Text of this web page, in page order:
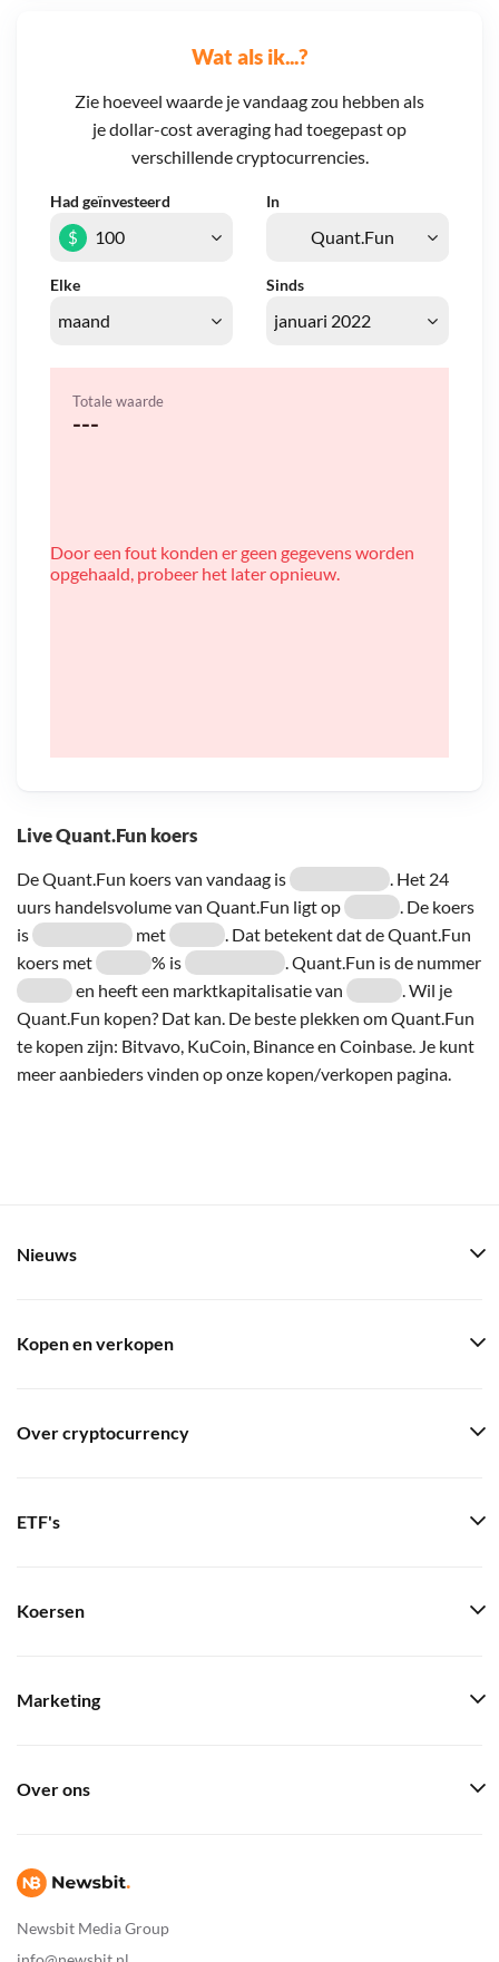
Live Quant.Fun koers
De Quant.Fun koers van vandaag is
. Het 24
uurs handelsvolume van Quant.Fun ligt op
. De koers
is
met
. Dat betekent dat de Quant.Fun
koers met
% is
. Quant.Fun is de nummer
en heeft een marktkapitalisatie van
. Wil je
Quant.Fun kopen? Dat kan. De beste plekken om Quant.Fun
te kopen zijn: Bitvavo, KuCoin, Binance en Coinbase. Je kunt
meer aanbieders vinden op onze kopen/verkopen pagina.
Wat als ik...?
Zie hoeveel waarde je vandaag zou hebben als
je dollar-cost averaging had toegepast op
verschillende cryptocurrencies.
Had geïnvesteerd In
Elke Sinds
$
Totale waarde
---
Door een fout konden er geen gegevens worden
opgehaald, probeer het later opnieuw.
Newsbit Media Group
Nieuws
Kopen en verkopen
Over cryptocurrency
ETF's
Koersen
Marketing
Over ons